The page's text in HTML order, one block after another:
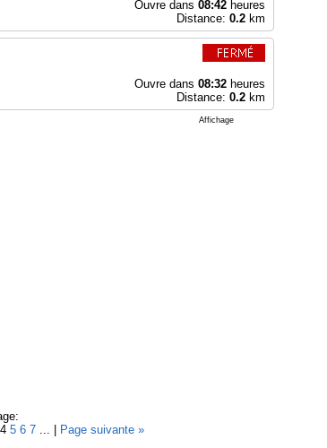
Ouvre dans 08:42heures
Distance: 0.2km
Ouvre dans 08:32heures
Distance: 0.2km
Affichage
4 5 6 7 ... | Page suivante »